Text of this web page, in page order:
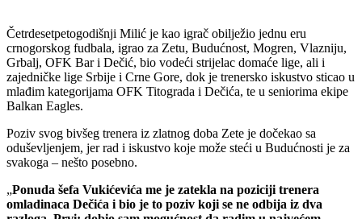
Četrdesetpetogodišnji Milić je kao igrač obilježio jednu eru
crnogorskog fudbala, igrao za Zetu, Budućnost, Mogren, Vlazniju,
Grbalj, OFK Bar i Dečić, bio vodeći strijelac domaće lige, ali i
zajedničke lige Srbije i Crne Gore, dok je trenersko iskustvo sticao u
mlađim kategorijama OFK Titograda i Dečića, te u seniorima ekipe
Balkan Eagles.
Poziv svog bivšeg trenera iz zlatnog doba Zete je dočekao sa
oduševljenjem, jer rad i iskustvo koje može steći u Budućnosti je za
svakoga – nešto posebno.
„Ponuda šefa Vukićevića me je zatekla na poziciji trenera
omladinaca Dečića i bio je to poziv koji se ne odbija iz dva